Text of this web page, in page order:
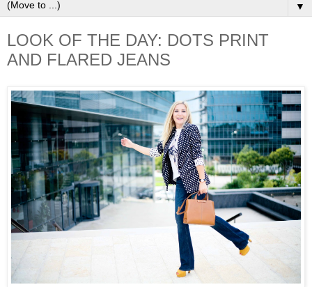
▼
LOOK OF THE DAY: DOTS PRINT
AND FLARED JEANS